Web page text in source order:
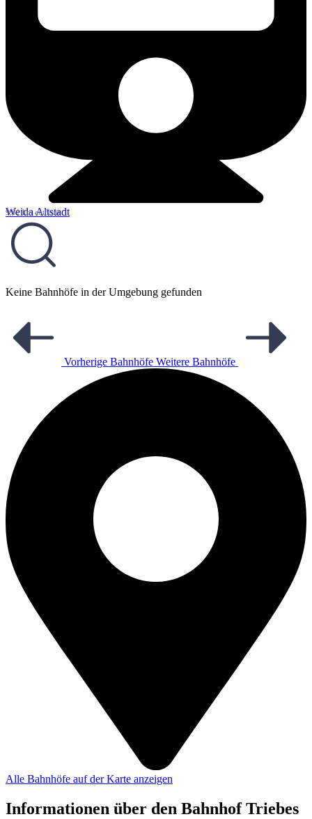
Weida Altstadt
9,81 km entfernt
Keine Bahnhöfe in der Umgebung gefunden
Vorherige Bahnhöfe Weitere Bahnhöfe
Alle Bahnhöfe auf der Karte anzeigen
Informationen über den Bahnhof Triebes